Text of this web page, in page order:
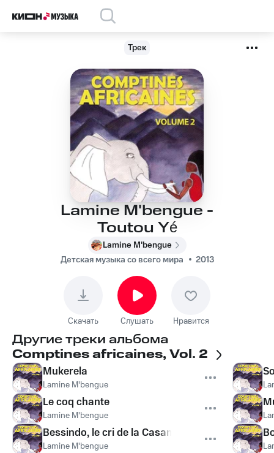
Трек
Lamine M'bengue -
Toutou Yé
Lamine M'bengue
Детская музыка со всего мира
2013
Скачать Слушать Нравится
Другие треки альбома
Comptines africaines, Vol. 2
Mukerela
Lamine M'bengue
Le coq chante
Lamine M'bengue
Bessindo, le cri de la Casamance
Lamine M'bengue